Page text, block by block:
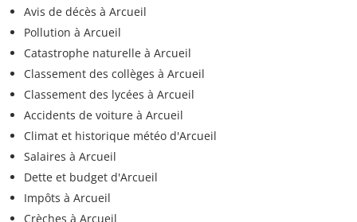
Avis de décès à Arcueil
Pollution à Arcueil
Catastrophe naturelle à Arcueil
Classement des collèges à Arcueil
Classement des lycées à Arcueil
Accidents de voiture à Arcueil
Climat et historique météo d'Arcueil
Salaires à Arcueil
Dette et budget d'Arcueil
Impôts à Arcueil
Crèches à Arcueil